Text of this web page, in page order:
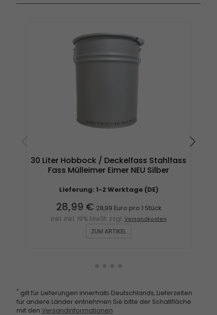
30 Liter Hobbock / Deckelfass Stahlfass
Fass Mülleimer Eimer NEU Silber
Lieferung: 1-2 Werktage (DE)
28,99 € 28,99 Euro pro 1 Stück
inkl. inkl. 19% MwSt. zzgl. Versandkosten
ZUM ARTIKEL
* gilt für Lieferungen innerhalb Deutschlands, Lieferzeiten
für andere Länder entnehmen Sie bitte der Schaltfläche
mit den Versandinformationen